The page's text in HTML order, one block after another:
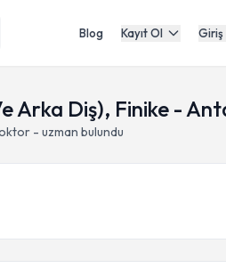
Blog Kayıt Ol Giriş
Arka Diş), Finike -
- uzman bulundu